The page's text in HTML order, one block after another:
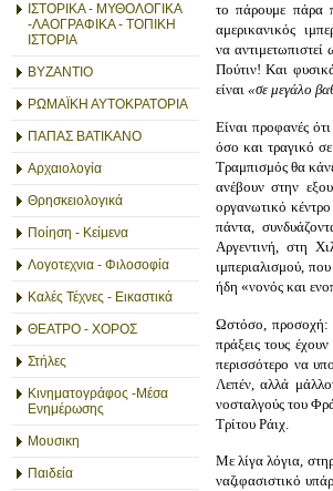
ΙΣΤΟΡΙΚΑ - ΜΥΘΟΛΟΓΙΚΑ
-ΛΑΟΓΡΑΦΙΚΑ - ΤΟΠΙΚΗ
ΙΣΤΟΡΙΑ
ΒΥΖΑΝΤΙΟ
ΡΩΜΑΪΚΗ ΑΥΤΟΚΡΑΤΟΡΙΑ
ΠΑΠΑΣ ΒΑΤΙΚΑΝΟ
Αρχαιολογία
Θρησκειολογικά
Ποίηση - Κείμενα
Λογοτεχνια - Φιλοσοφία
Καλές Τέχνες - Εικαστικά
ΘΕΑΤΡΟ - ΧΟΡΟΣ
Στήλες
Κινηματογράφος -Μέσα
Ενημέρωσης
Μουσικη
Παιδεία
το πάρουμε πάρα
αμερικανικός
να
Πούτιν! Και
είναι «σε μεγάλο
Είναι προφανές
όσο και τραγικό
Τραμπισμός θα
ανέβουν στην
οργανωτικό
πάντα,
Αργεντινή, στη
ιμπεριαλισμού,
ήδη «νονός και
Ωστόσο, προσοχή:
πράξεις τους
περισσότερο να
Λεπέν, αλλά
νοσταλγούς του
Τρίτου Ράιχ.
Με λίγα λόγια,
ναζιφασιστικό